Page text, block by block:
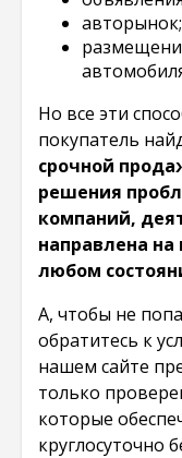
авторынок;
Но все эти
покупатель
срочной
решения
компаний,
направлена на
любом
А, чтобы не
обратитесь к
нашем сайте
только
которые
круглосуточно